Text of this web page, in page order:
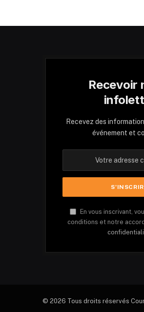
Recevoir
Recevez des
événement et
En vous inscrivant,
conditions et notre
© 2026 Tous droits réservés